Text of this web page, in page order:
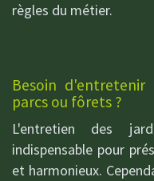
règles du métier.
Besoin d'entretenir
parcs ou fôrets ?
L'entretien des
indispensable pour
et harmonieux.